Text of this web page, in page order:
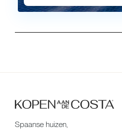
Spaanse huizen,